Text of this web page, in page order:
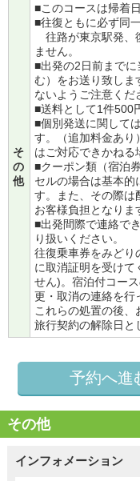
そ
の
他
■このコースは帰着
■往復ともに必ず同
往路が東京駅発、
ません。
■出発の2日前まで
む）をお送り致しま
ないようご注意くだ
■送料として1件500
■個別発送に関して
す。（追加料金あり
はご対応できかねる
■クーポン類（宿泊
セルの場合は基本的
す。また、その際は
お客様負担となりま
■出発間際で連絡で
り扱いください。
往復乗車券をみどり
に取消証明を受けて
せん)。宿泊付コー
更・取消の連絡を行
これらの処置の後
旅行契約の解除日と
予約へ進
その他
インフォメーション